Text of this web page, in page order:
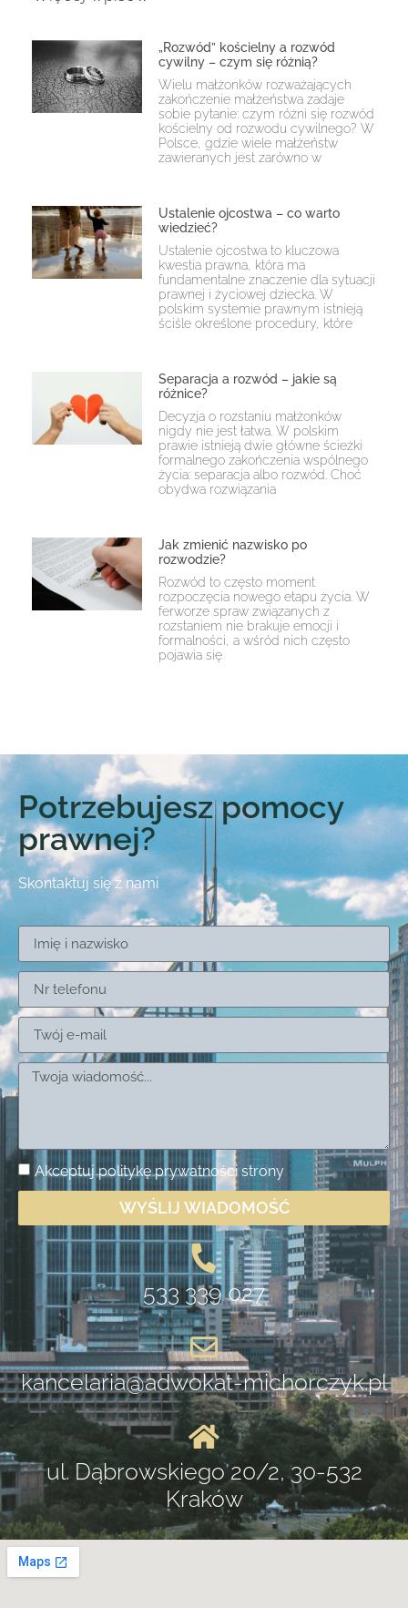
„Rozwód” kościelny a rozwód
cywilny – czym się różnią?
Wielu małżonków rozważających
zakończenie małżeństwa zadaje
sobie pytanie: czym różni się rozwód
kościelny od rozwodu cywilnego? W
Polsce, gdzie wiele małżeństw
zawieranych jest zarówno w
Ustalenie ojcostwa – co warto
wiedzieć?
Ustalenie ojcostwa to kluczowa
kwestia prawna, która ma
fundamentalne znaczenie dla sytuacji
prawnej i życiowej dziecka. W
polskim systemie prawnym istnieją
ściśle określone procedury, które
Separacja a rozwód – jakie są
różnice?
Decyzja o rozstaniu małżonków
nigdy nie jest łatwa. W polskim
prawie istnieją dwie główne ścieżki
formalnego zakończenia wspólnego
życia: separacja albo rozwód. Choć
obydwa rozwiązania
Jak zmienić nazwisko po
rozwodzie?
Rozwód to często moment
rozpoczęcia nowego etapu życia. W
ferworze spraw związanych z
rozstaniem nie brakuje emocji i
formalności, a wśród nich często
pojawia się
Potrzebujesz pomocy
prawnej?
Skontaktuj się z nami
Akceptujpolitykę prywatnościstrony
WYŚLIJ WIADOMOŚĆ
533 339 027
kancelaria@adwokat-michorczyk.pl
ul. Dąbrowskiego 20/2, 30-532
Kraków